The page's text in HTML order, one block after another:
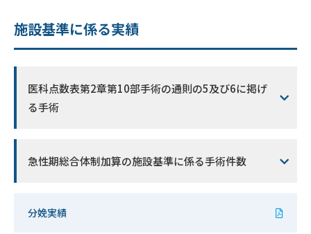
施設基準に係る実績
医科点数表第2章第10部手術の通則の5及び6に掲げ
る手術
急性期総合体制加算の施設基準に係る手術件数
分娩実績